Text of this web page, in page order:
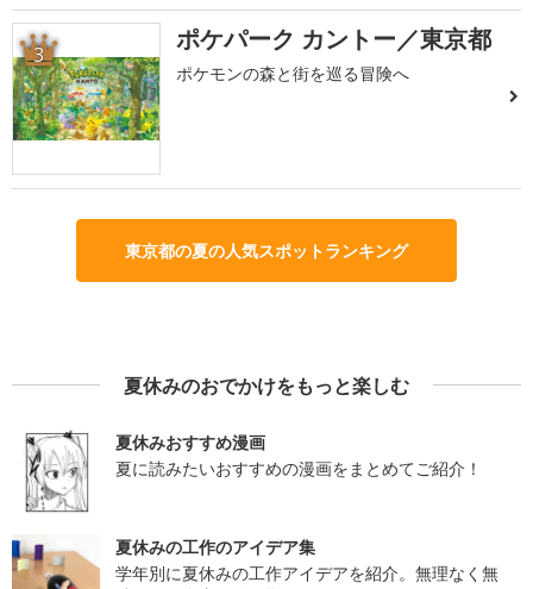
3 ポケパーク カントー／東京都
ポケモンの森と街を巡る冒険へ
東京都の夏の人気スポットランキング
夏休みのおでかけをもっと楽しむ
夏休みおすすめ漫画
夏に読みたいおすすめの漫画をまとめてご紹介！
夏休みの工作のアイデア集
学年別に夏休みの工作アイデアを紹介。無理なく無